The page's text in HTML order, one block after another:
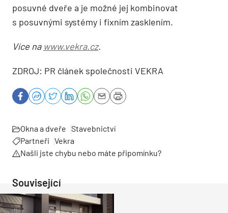
posuvné dveře a je možné jej kombinovat
s posuvnými systémy i fixním zasklením.
Více na www.vekra.cz.
ZDROJ: PR článek společnosti VEKRA
Okna a dveře Stavebnictví
Partneři Vekra
Našli jste chybu nebo máte připomínku?
Související